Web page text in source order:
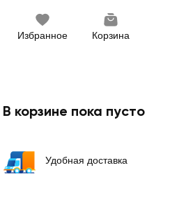
Избранное Корзина
В корзине пока пусто
Удобная доставка